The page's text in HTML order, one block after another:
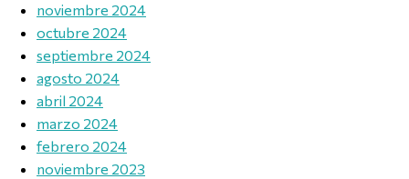
noviembre 2024
octubre 2024
septiembre 2024
agosto 2024
abril 2024
marzo 2024
febrero 2024
noviembre 2023